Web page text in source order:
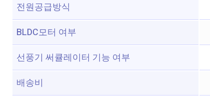
전원공급방식
BLDC모터 여부
선풍기 써큘레이터 기능 여부
배송비